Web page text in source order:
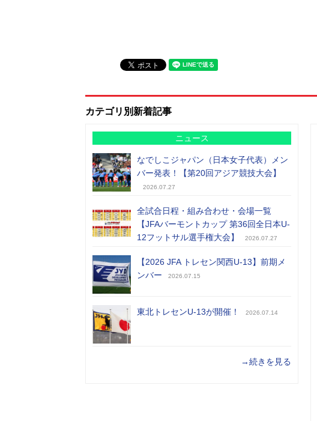
カテゴリ別新着記事
ニュース
なでしこジャパン（日本女子代表）メン
バー発表！【第20回アジア競技大会】
2026.07.27
全試合日程・組み合わせ・会場一覧
【JFAバーモントカップ 第36回全日本U-
12フットサル選手権大会】
2026.07.27
【2026 JFA トレセン関西U-13】前期メ
ンバー
2026.07.15
東北トレセンU-13が開催！ 2026.07.14
→続きを見る